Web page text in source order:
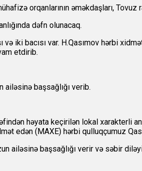
orqanlarının əməkdaşları,
dəfn olunacaq.
iki bacısı var. H.Qasımov hərbi
etdirib.
başsağlığı verib.
həyata keçirilən lokal xarakterli
edən (MAXE) hərbi qulluqçumuz
ailəsinə başsağlığı verir və səbir